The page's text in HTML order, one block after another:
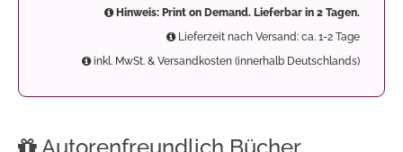
Hinweis: Print on Demand. Lieferbar in 2 Tagen.
Lieferzeit nach Versand: ca. 1-2 Tage
inkl. MwSt. & Versandkosten (innerhalb Deutschlands)